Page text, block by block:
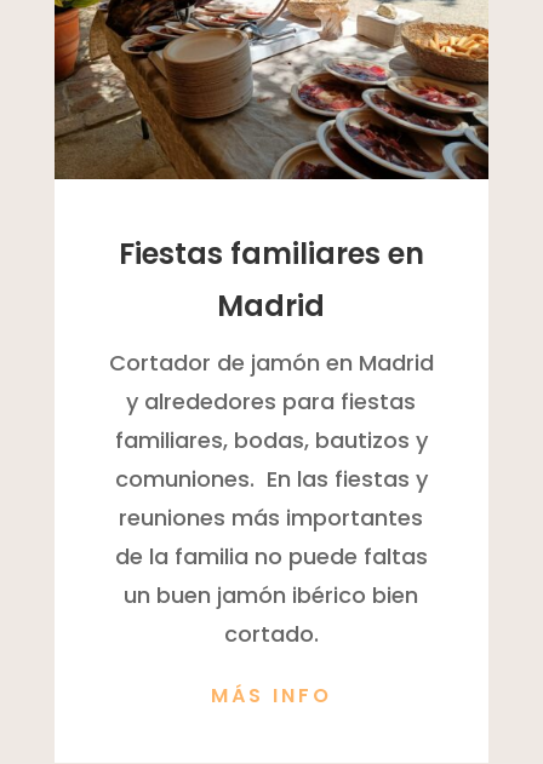
Fiestas familiares en
Madrid
Cortador de jamón en Madrid
y alrededores para fiestas
familiares, bodas, bautizos y
comuniones. En las fiestas y
reuniones más importantes
de la familia no puede faltas
un buen jamón ibérico bien
cortado.
MÁS INFO